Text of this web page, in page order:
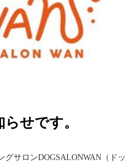
せです。
サロンDOGSALONWAN（ドッ